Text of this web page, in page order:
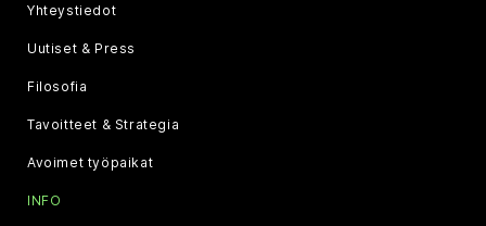
Yhteystiedot
Uutiset & Press
Filosofia
Tavoitteet & Strategia
Avoimet työpaikat
INFO